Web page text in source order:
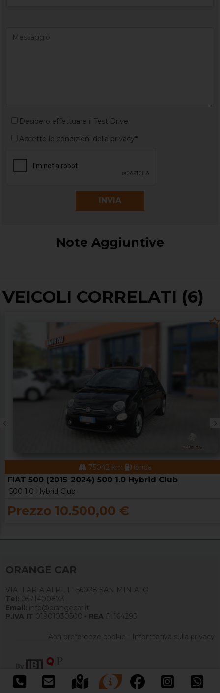
Desidero effettuare il Test Drive
Accetto le condizioni della privacy*
Note Aggiuntive
VEICOLI CORRELATI (6)
75042 km ibrida
FIAT 500 (2015-2024) 500 1.0 Hybrid Club
500 1.0 Hybrid Club
Prezzo 10.500,00 €
ORANGE CAR
VIA ILARIA ALPI, 1 - 56028 SAN MINIATO
Tel: 0571400873
Email: info@orangecar.it
P.IVA IT 01901030500 - REA PI164295
Apri preferenze cookie - Informativa sulla privacy